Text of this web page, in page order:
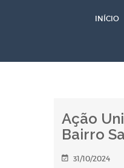
INÍCIO
Ação
Bairro
31/10/2024